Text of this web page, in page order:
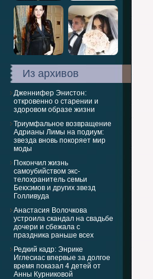
Из архивов
Дженнифер Энистон:
откровенно о старении и
здоровом образе жизни
Триумфальное возвращение
Адрианы Лимы на подиум:
звезда вновь покоряет мир
моды
Покончил жизнь
самоубийством экс-
телохранитель семьи
Бекхэмов и других звезд
Голливуда
Анастасия Волочкова
устроила скандал на свадьбе
дочери и сбежала с
праздника раньше всех
Редкий кадр: Энрике
Иглесиас впервые за долгое
время показал 4 детей от
Анны Курниковой